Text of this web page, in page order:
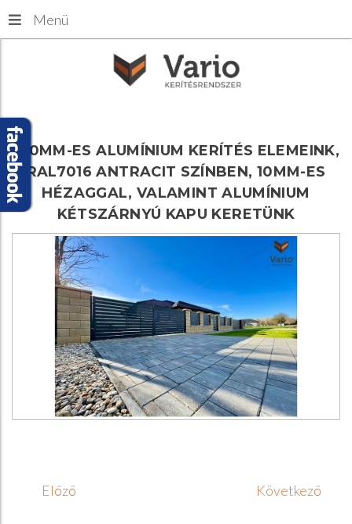
Menü
100MM-ES ALUMÍNIUM KERÍTÉS ELEMEINK,
RAL7016 ANTRACIT SZÍNBEN, 10MM-ES
HÉZAGGAL, VALAMINT ALUMÍNIUM
KÉTSZÁRNYÚ KAPU KERETÜNK
Előző Következő